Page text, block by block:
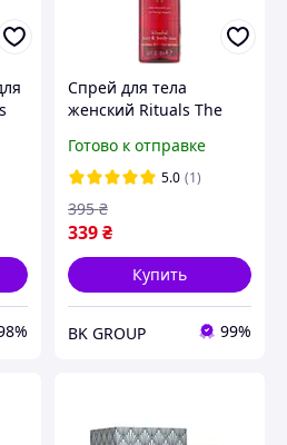
Спрей для тела
женский Rituals The
мл (24697Es)
Готово к отправке
5.0 (1)
339₴
395 ₴
Купить
BK GROUP 99%